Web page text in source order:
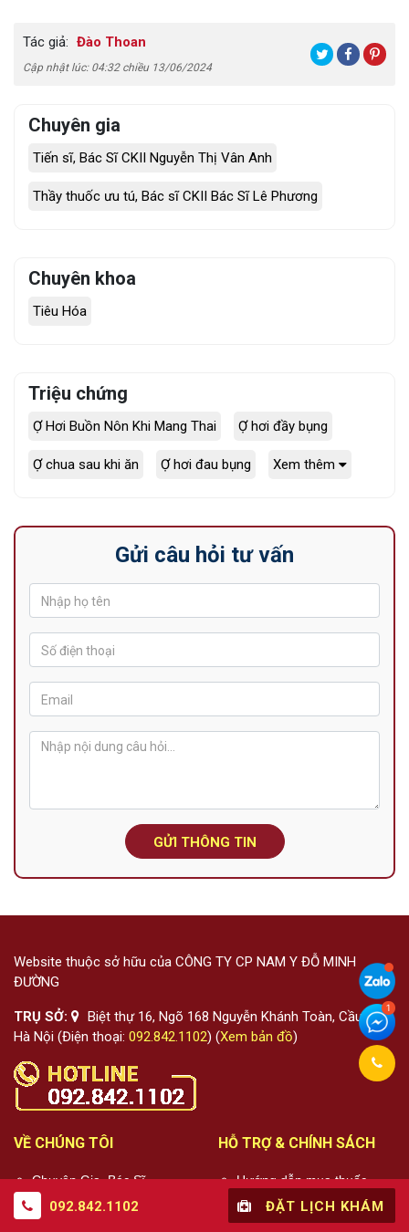
Tác giả: Đào Thoan
Cập nhật lúc: 04:32 chiều 13/06/2024
Chuyên gia
Tiến sĩ, Bác Sĩ CKII Nguyễn Thị Vân Anh
Thầy thuốc ưu tú, Bác sĩ CKII Bác Sĩ Lê Phương
Chuyên khoa
Tiêu Hóa
Triệu chứng
Ợ Hơi Buồn Nôn Khi Mang Thai Ợ hơi đầy bụng
Ợ chua sau khi ăn Ợ hơi đau bụng Xem thêm
Gửi câu hỏi tư vấn
GỬI THÔNG TIN
Website thuộc sở hữu của CÔNG TY CP NAM Y ĐỖ MINH
ĐƯỜNG
TRỤ SỞ:
Biệt thự 16, Ngõ 168 Nguyễn Khánh Toàn, Cầu Giấy,
Hà Nội (Điện thoại: 092.842.1102) (Xem bản đồ)
VỀ CHÚNG TÔI
Chuyên Gia, Bác Sĩ
Sức khỏe
HỖ TRỢ & CHÍNH SÁCH
Hướng dẫn mua thuốc
Đặt lịch khám bệnh
092.842.1102 ĐẶT LỊCH KHÁM